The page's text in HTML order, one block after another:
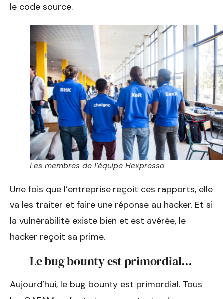
le code source.
Les membres de l’équipe Hexpresso
Une fois que l’entreprise reçoit ces rapports, elle
va les traiter et faire une réponse au hacker. Et si
la vulnérabilité existe bien et est avérée, le
hacker reçoit sa prime.
Le bug bounty est primordial…
Aujourd’hui, le bug bounty est primordial. Tous